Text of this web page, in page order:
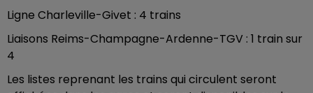
Ligne Charleville-Givet : 4 trains
Liaisons Reims-Champagne-Ardenne-TGV : 1 train sur
4
Les listes reprenant les trains qui circulent seront